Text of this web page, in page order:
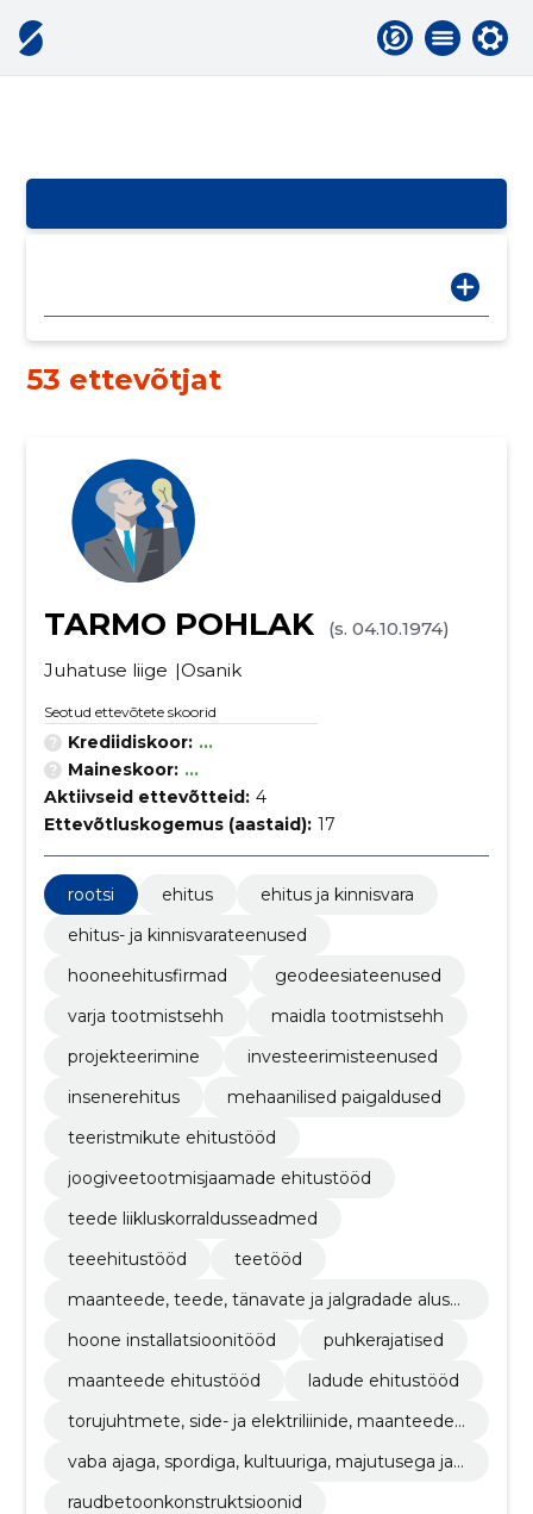
53 ettevõtjat
TARMO POHLAK
(s. 04.10.1974)
Juhatuse liige
Osanik
Seotud ettevõtete skoorid
Krediidiskoor: ...
Maineskoor: ...
Aktiivseid ettevõtteid: 4
Ettevõtluskogemus (aastaid): 17
rootsi ehitus
ehitus ja kinnisvara
ehitus- ja kinnisvarateenused
hooneehitusfirmad
geodeesiateenused
varja tootmistsehh
maidla tootmistsehh
projekteerimine
investeerimisteenused
insenerehitus
mehaanilised paigaldused
teeristmikute ehitustööd
joogiveetootmisjaamade ehitustööd
teede liikluskorraldusseadmed
teeehitustööd
teetööd
maanteede, teede, tänavate ja jalgradade alust
hoone installatsioonitööd
puhkerajatised
maanteede ehitustööd
ladude ehitustööd
torujuhtmete, side- ja elektriliinide, maanteede,
nnakattetööd
vaba ajaga, spordiga, kultuuriga, majutusega ja r
raudbetoonkonstruktsioonid